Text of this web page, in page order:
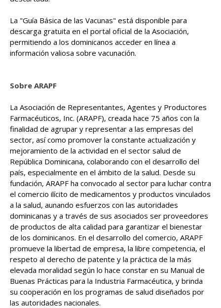
La "Guía Básica de las Vacunas" está disponible para
descarga gratuita en el portal oficial de la Asociación,
permitiendo a los dominicanos acceder en línea a
información valiosa sobre vacunación.
Sobre ARAPF
La Asociación de Representantes, Agentes y Productores
Farmacéuticos, Inc. (ARAPF), creada hace 75 años con la
finalidad de agrupar y representar a las empresas del
sector, así como promover la constante actualización y
mejoramiento de la actividad en el sector salud de
República Dominicana, colaborando con el desarrollo del
país, especialmente en el ámbito de la salud. Desde su
fundación, ARAPF ha convocado al sector para luchar contra
el comercio ilícito de medicamentos y productos vinculados
a la salud, aunando esfuerzos con las autoridades
dominicanas y a través de sus asociados ser proveedores
de productos de alta calidad para garantizar el bienestar
de los dominicanos. En el desarrollo del comercio, ARAPF
promueve la libertad de empresa, la libre competencia, el
respeto al derecho de patente y la práctica de la más
elevada moralidad según lo hace constar en su Manual de
Buenas Prácticas para la Industria Farmacéutica, y brinda
su cooperación en los programas de salud diseñados por
las autoridades nacionales.